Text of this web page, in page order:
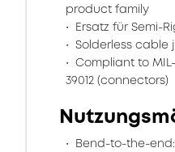
product family
Ersatz für Semi-
Solderless cable
Compliant to MIL-
39012 (connectors)
Bend-to-the-